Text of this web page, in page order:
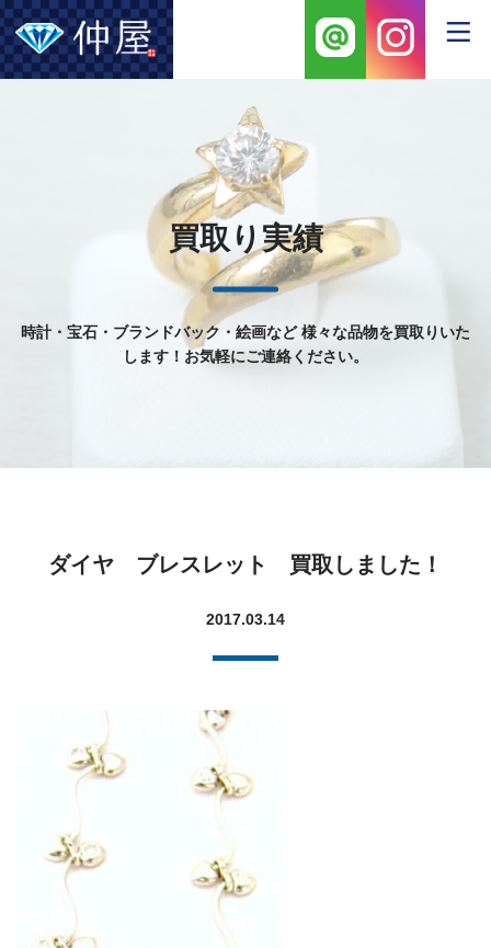
買取り実績
時計・宝石・ブランドバック・絵画など様々な品物を買取りいた
します！お気軽にご連絡ください。
ダイヤ ブレスレット 買取しました！
2017.03.14